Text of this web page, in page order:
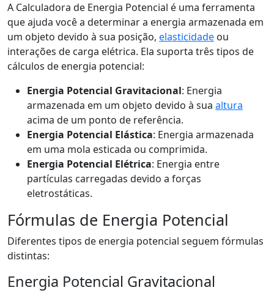
A Calculadora de Energia Potencial é uma ferramenta
que ajuda você a determinar a energia armazenada em
um objeto devido à sua posição, elasticidade ou
interações de carga elétrica. Ela suporta três tipos de
cálculos de energia potencial:
Energia Potencial Gravitacional: Energia
armazenada em um objeto devido à sua altura
acima de um ponto de referência.
Energia Potencial Elástica: Energia armazenada
em uma mola esticada ou comprimida.
Energia Potencial Elétrica: Energia entre
partículas carregadas devido a forças
eletrostáticas.
Fórmulas de Energia Potencial
Diferentes tipos de energia potencial seguem fórmulas
distintas:
Energia Potencial Gravitacional